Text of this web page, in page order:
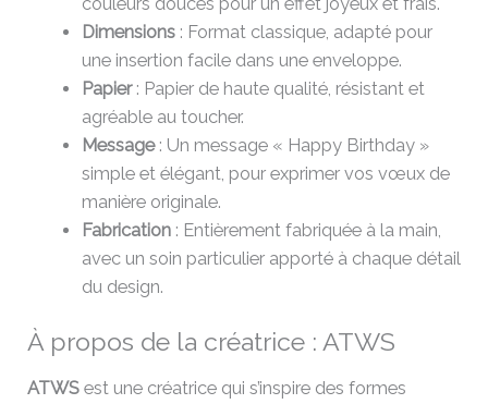
Dimensions: Format classique, adapté pour
une insertion facile dans une enveloppe.
Papier: Papier de haute qualité, résistant et
agréable au toucher.
Message: Un message « Happy Birthday »
simple et élégant, pour exprimer vos vœux de
manière originale.
Fabrication: Entièrement fabriquée à la main,
avec un soin particulier apporté à chaque détail
du design.
À propos de la créatrice : ATWS
ATWS est une créatrice qui s’inspire des formes